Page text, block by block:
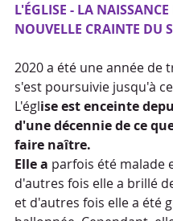
L'ÉGLISE - LA
NOUVELLE CRAINTE DU
2020 a été une année de
s'est poursuivie jusqu'à
L'église est enceinte
d'une décennie de ce
faire naître.
Elle a parfois été malade
d'autres fois elle a brillé
et d'autres fois elle a été